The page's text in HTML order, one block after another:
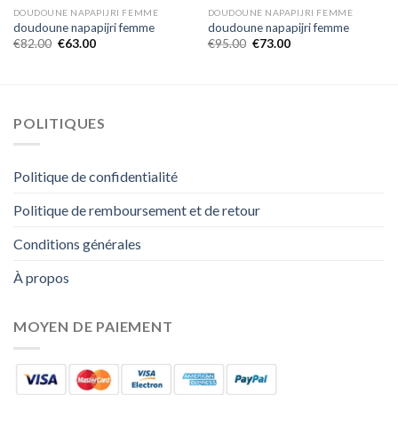
DOUDOUNE NAPAPIJRI FEMME
doudoune napapijri femme
€82.00 €63.00
DOUDOUNE NAPAPIJRI FEMME
doudoune napapijri femme
€95.00 €73.00
POLITIQUES
Politique de confidentialité
Politique de remboursement et de retour
Conditions générales
À propos
MOYEN DE PAIEMENT